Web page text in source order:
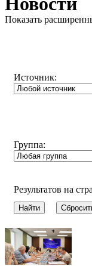
Показать
Источник:
Группа:
Результатов на